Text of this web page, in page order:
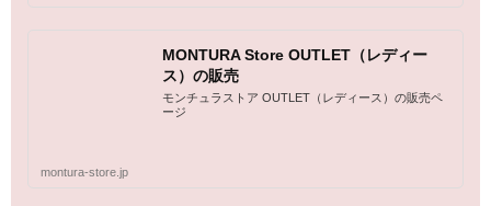
MONTURA Store OUTLET（レディー
ス）の販売
モンチュラストア OUTLET（レディース）の販売ペ
ージ
montura-store.jp